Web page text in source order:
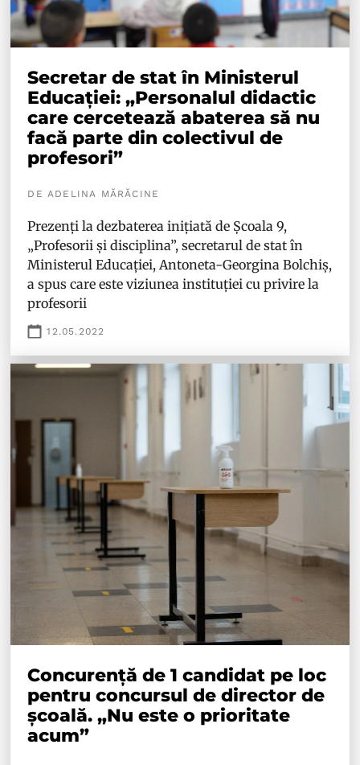
Secretar de stat în Ministerul
Educației: „Personalul didactic
care cercetează abaterea să nu
facă parte din colectivul de
profesori”
DE ADELINA MĂRĂCINE
Prezenți la dezbaterea inițiată de Școala 9,
„Profesorii și disciplina”, secretarul de stat în
Ministerul Educației, Antoneta-Georgina Bolchiș,
a spus care este viziunea instituției cu privire la
profesorii
12.05.2022
Concurență de 1 candidat pe loc
pentru concursul de director de
școală. „Nu este o prioritate
acum”